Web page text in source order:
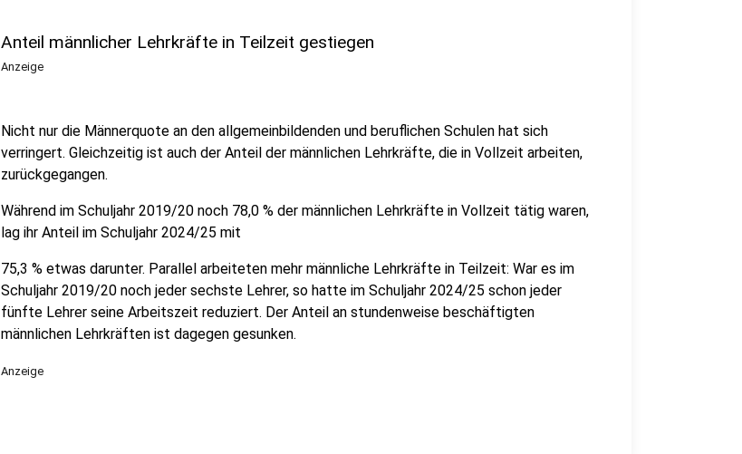
Anteil männlicher Lehrkräfte in Teilzeit gestiegen
Anzeige
Nicht nur die Männerquote an den allgemeinbildenden und beruflichen Schulen hat sich
verringert. Gleichzeitig ist auch der Anteil der männlichen Lehrkräfte, die in Vollzeit arbeiten,
zurückgegangen.
Während im Schuljahr 2019/20 noch 78,0 % der männlichen Lehrkräfte in Vollzeit tätig waren,
lag ihr Anteil im Schuljahr 2024/25 mit
75,3 % etwas darunter. Parallel arbeiteten mehr männliche Lehrkräfte in Teilzeit: War es im
Schuljahr 2019/20 noch jeder sechste Lehrer, so hatte im Schuljahr 2024/25 schon jeder
fünfte Lehrer seine Arbeitszeit reduziert. Der Anteil an stundenweise beschäftigten
männlichen Lehrkräften ist dagegen gesunken.
Anzeige